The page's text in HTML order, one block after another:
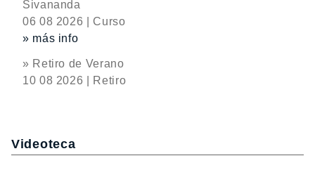
Sivananda
06 08 2026 | Curso
» más info
» Retiro de Verano
10 08 2026 | Retiro
Videoteca